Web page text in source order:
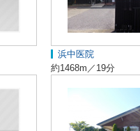
浜中医院
約1468m／19分